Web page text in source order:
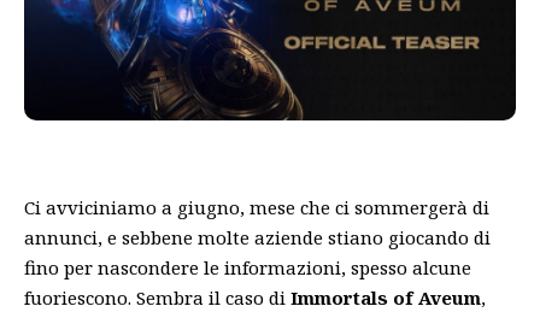
Ci avviciniamo a giugno, mese che ci sommergerà di
annunci, e sebbene molte aziende stiano giocando di
fino per nascondere le informazioni, spesso alcune
fuoriescono. Sembra il caso di Immortals of Aveum,